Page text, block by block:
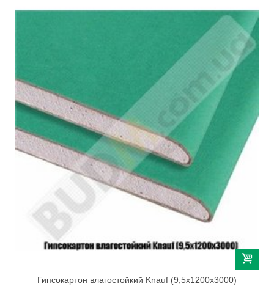
Гипсокартон влагостойкий Knauf (9,5х1200х3000)